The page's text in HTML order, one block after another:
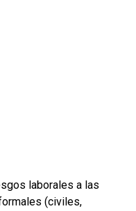
laborales a las
(civiles,